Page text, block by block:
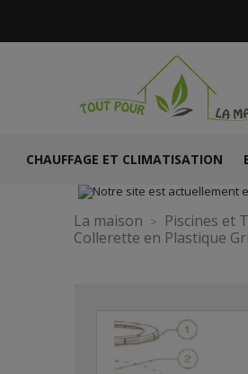
CHAUFFAGE ET CLIMATISATION
La maison Piscines et
Collerette en Plastique